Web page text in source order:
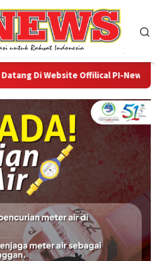
Di Website Offilical PI-News